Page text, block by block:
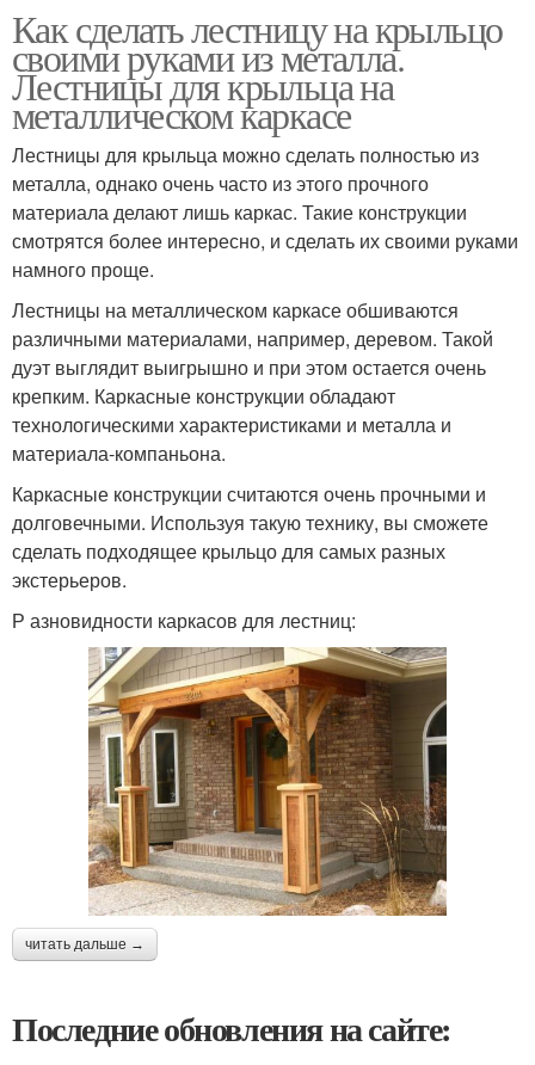
Как сделать лестницу на крыльцо
своими руками из металла.
Лестницы для крыльца на
металлическом каркасе
Лестницы для крыльца можно сделать полностью из
металла, однако очень часто из этого прочного
материала делают лишь каркас. Такие конструкции
смотрятся более интересно, и сделать их своими руками
намного проще.
Лестницы на металлическом каркасе обшиваются
различными материалами, например, деревом. Такой
дуэт выглядит выигрышно и при этом остается очень
крепким. Каркасные конструкции обладают
технологическими характеристиками и металла и
материала-компаньона.
Каркасные конструкции считаются очень прочными и
долговечными. Используя такую технику, вы сможете
сделать подходящее крыльцо для самых разных
экстерьеров.
Р азновидности каркасов для лестниц:
читать дальше →
Последние обновления на сайте: